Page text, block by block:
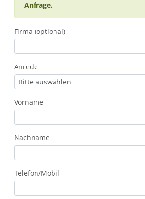
Anfrage.
Firma (optional)
Anrede
Vorname
Nachname
Telefon/Mobil